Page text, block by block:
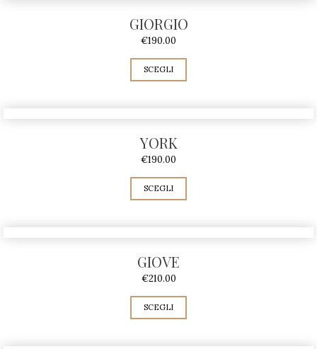
GIORGIO
€190.00
SCEGLI
YORK
€190.00
SCEGLI
GIOVE
€210.00
SCEGLI